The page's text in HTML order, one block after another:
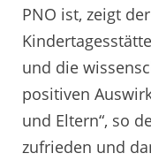
PNO ist, zeigt
und die
positiven
und Eltern“, so
zufrieden und